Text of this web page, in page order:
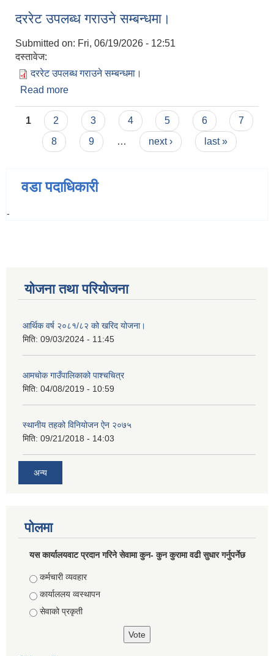
दररेट उपलब्ध गराउने सम्बन्धमा।
Submitted on: Fri, 06/19/2026 - 12:51
दस्तावेज:
दररेट उपलब्ध गराउने सम्बन्धमा।
Read more
Pages
1 2 3 4 5 6
7
8
9 … next › last »
वडा पदाधिकारी
-
योजना तथा परियोजना
आर्थिक वर्ष २०८१/८२ को खरिद योजना।
मिति: 09/03/2024 - 11:45
आमचोक गाउँपालिकाको पाश्चचित्र
मिति: 04/08/2019 - 10:59
स्थानीय तहको विनियोजन ऐन २०७५
मिति: 09/21/2018 - 14:03
अन्य
पोलमा
यस कार्यालयवाट प्रदान गरिने सेवामा कुन- कुन कुरामा वढी सुधार गर्नुपर्नेछ
Choices
कर्मचारी व्यवहार
कार्याललय व्वस्थापन
सेवाको प्रकृती